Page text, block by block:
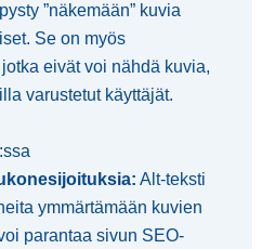
”näkemään” kuvia
Se on myös
eivät voi nähdä kuvia,
varustetut käyttäjät.
Alt-teksti
ymmärtämään kuvien
parantaa sivun SEO-